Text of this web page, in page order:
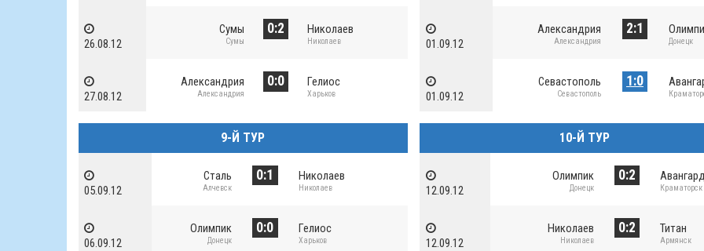
26.08.12
Сумы
Сумы
0:2 Николаев
Николаев
27.08.12
Александрия
Александрия
0:0 Гелиос
Харьков
01.09.12
Александрия
Александрия
2:1
Донецк
01.09.12
Севастополь
Севастополь
1:0
9-Й ТУР
05.09.12
Сталь
Алчевск
0:1 Николаев
Николаев
06.09.12
Олимпик
Донецк
0:0 Гелиос
Харьков
10-Й ТУР
12.09.12
Олимпик
Донецк
0:2
Краматорск
12.09.12
Николаев
Николаев
0:2 Титан
Армянск